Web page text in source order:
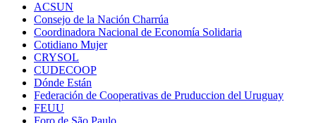
ACSUN
Consejo de la Nación Charrúa
Coordinadora Nacional de Economía Solidaria
Cotidiano Mujer
CRYSOL
CUDECOOP
Dónde Están
Federación de Cooperativas de Pruduccion del Uruguay
FEUU